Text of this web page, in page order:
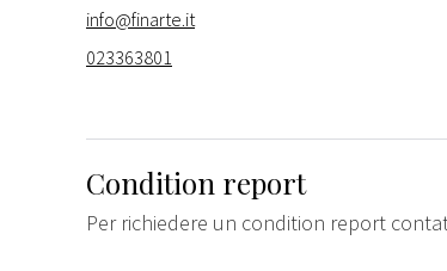
info@finarte.it
023363801
Condition report
Per richiedere un condition report